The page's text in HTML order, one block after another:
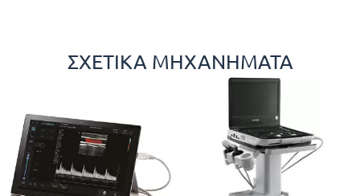
ΣΧΕΤΙΚΆ ΜΗΧΑΝΉΜΑΤΑ